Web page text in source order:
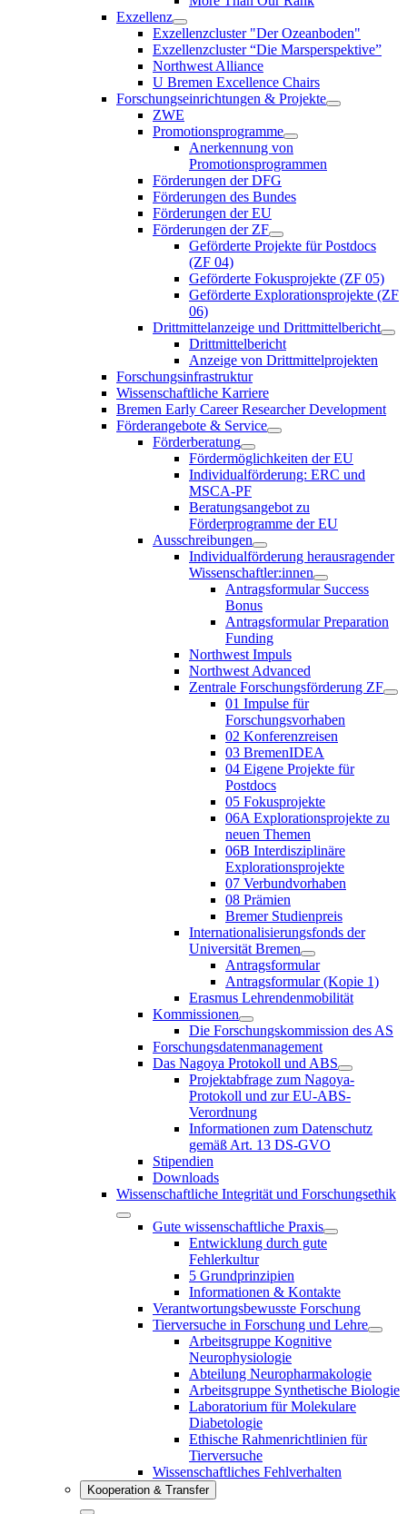
Exzellenz
Exzellenzcluster "Der Ozeanboden"
Exzellenzcluster “Die Marsperspektive”
Northwest Alliance
U Bremen Excellence Chairs
Forschungseinrichtungen & Projekte
ZWE
Promotionsprogramme
Anerkennung von
Promotionsprogrammen
Förderungen der DFG
Förderungen des Bundes
Förderungen der EU
Förderungen der ZF
Geförderte Projekte für Postdocs
(ZF 04)
Geförderte Fokusprojekte (ZF 05)
Geförderte Explorationsprojekte (ZF
06)
Drittmittelanzeige und Drittmittelbericht
Drittmittelbericht
Anzeige von Drittmittelprojekten
Forschungsinfrastruktur
Wissenschaftliche Karriere
Bremen Early Career Researcher Development
Förderangebote & Service
Förderberatung
Fördermöglichkeiten der EU
Individualförderung: ERC und
MSCA-PF
Beratungsangebot zu
Förderprogramme der EU
Ausschreibungen
Individualförderung herausragender
Wissenschaftler:innen
Antragsformular Success
Bonus
Antragsformular Preparation
Funding
Northwest Impuls
Northwest Advanced
Zentrale Forschungsförderung ZF
01 Impulse für
Forschungsvorhaben
02 Konferenzreisen
03 BremenIDEA
04 Eigene Projekte für
Postdocs
05 Fokusprojekte
06A Explorationsprojekte zu
neuen Themen
06B Interdisziplinäre
Explorationsprojekte
07 Verbundvorhaben
08 Prämien
Bremer Studienpreis
Internationalisierungsfonds der
Universität Bremen
Antragsformular
Antragsformular (Kopie 1)
Erasmus Lehrendenmobilität
Kommissionen
Die Forschungskommission des AS
Forschungsdatenmanagement
Das Nagoya Protokoll und ABS
Projektabfrage zum Nagoya-
Protokoll und zur EU-ABS-
Verordnung
Informationen zum Datenschutz
gemäß Art. 13 DS-GVO
Stipendien
Downloads
Wissenschaftliche Integrität und Forschungsethik
Gute wissenschaftliche Praxis
Entwicklung durch gute
Fehlerkultur
5 Grundprinzipien
Informationen & Kontakte
Verantwortungsbewusste Forschung
Tierversuche in Forschung und Lehre
Arbeitsgruppe Kognitive
Neurophysiologie
Abteilung Neuropharmakologie
Arbeitsgruppe Synthetische Biologie
Laboratorium für Molekulare
Diabetologie
Ethische Rahmenrichtlinien für
Tierversuche
Wissenschaftliches Fehlverhalten
Kooperation & Transfer